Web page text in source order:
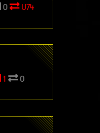
0 U74
1 0